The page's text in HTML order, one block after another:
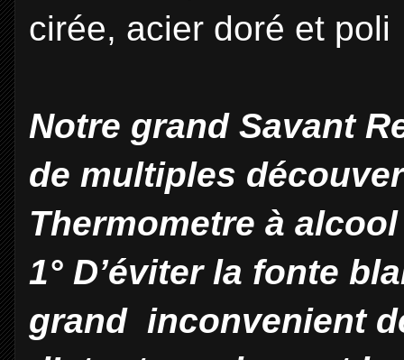
cirée, acier doré et poli
Notre grand Savant
de multiples
Thermometre à
1° D’éviter la fonte
grand inconvenient